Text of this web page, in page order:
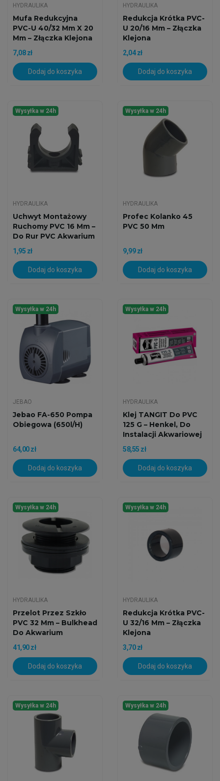
HYDRAULIKA
Mufa Redukcyjna
PVC-U 40/32 Mm X 20
Mm – Złączka Klejona
7,08 zł
Dodaj do koszyka
HYDRAULIKA
Redukcja Krótka PVC-
U 20/16 Mm – Złączka
Klejona
2,04 zł
Dodaj do koszyka
Wysyłka w 24h
HYDRAULIKA
Uchwyt Montażowy
Ruchomy PVC 16 Mm –
Do Rur PVC Akwarium
1,95 zł
Dodaj do koszyka
Wysyłka w 24h
HYDRAULIKA
Profec Kolanko 45
PVC 50 Mm
9,99 zł
Dodaj do koszyka
Wysyłka w 24h
JEBAO
Jebao FA-650 Pompa
Obiegowa (650l/h)
64,00 zł
Dodaj do koszyka
Wysyłka w 24h
HYDRAULIKA
Klej TANGIT Do PVC
125 G – Henkel, Do
Instalacji Akwariowej
58,55 zł
Dodaj do koszyka
Wysyłka w 24h
HYDRAULIKA
Przelot Przez Szkło
PVC 32 Mm – Bulkhead
Do Akwarium
41,90 zł
Dodaj do koszyka
Wysyłka w 24h
HYDRAULIKA
Redukcja Krótka PVC-
U 32/16 Mm – Złączka
Klejona
3,70 zł
Dodaj do koszyka
Wysyłka w 24h Wysyłka w 24h